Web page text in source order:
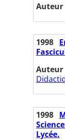
Auteur
1998
Auteur
1998
Lycée.